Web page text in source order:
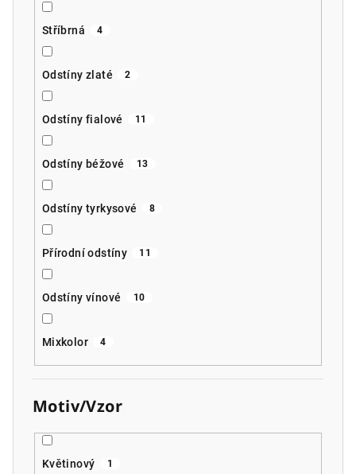
Stříbrná 4
Odstíny zlaté 2
Odstíny fialové 11
Odstíny béžové 13
Odstíny tyrkysové 8
Přírodní odstíny 11
Odstíny vínové 10
Mixkolor 4
Motiv/Vzor
Květinový 1